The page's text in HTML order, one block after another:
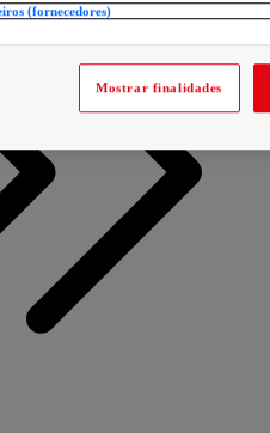
(fornecedores)
Mostrar finalidades